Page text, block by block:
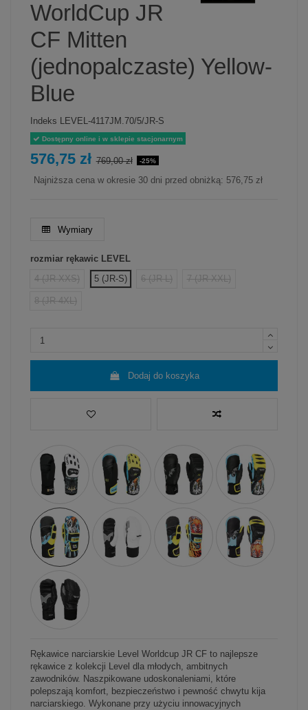
WorldCup JR
CF Mitten
(jednopalczaste) Yellow-
Blue
Indeks LEVEL-4117JM.70/5/JR-S
Dostępny online i w sklepie stacjonarnym
576,75 zł 769,00 zł -25%
Najniższa cena w okresie 30 dni przed obniżką: 576,75 zł
Wymiary
rozmiar rękawic LEVEL
4 (JR-XXS)
5 (JR-S) 6 (JR-L) 7 (JR-XXL)
8 (JR-4XL)
Dodaj do koszyka
Rękawice narciarskie Level Worldcup JR CF to najlepsze
rękawice z kolekcji Level dla młodych, ambitnych
zawodników. Naszpikowane udoskonaleniami, które
polepszają komfort, bezpieczeństwo i pewność chwytu kija
narciarskiego. Wykonane przy użyciu innowacyjnych